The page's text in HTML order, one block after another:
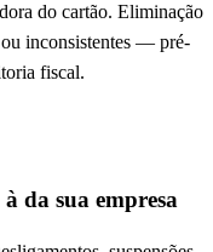
do cartão. Eliminação
inconsistentes — pré-
fiscal.
da sua empresa